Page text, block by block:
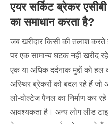
एयर सर्किट ब्रेकर
का समाधान करता है?
जब खरीदार किसी की तलाश करते
पर एक सामान्य घटक नहीं खरीद
एक या अधिक दर्दनाक मुद्दों को
अस्थिर ब्रेकरों को बदल रहे हैं जो
लो-वोल्टेज पैनल का निर्माण कर
आवश्यकता है। अन्य लोग लीड